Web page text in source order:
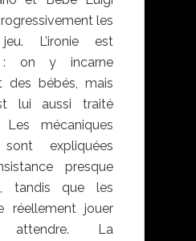
les
L’ironie est
: on y incarne
des bébés, mais
lui aussi traité
mécaniques
sont expliquées
presque
tandis que les
réellement jouer
La